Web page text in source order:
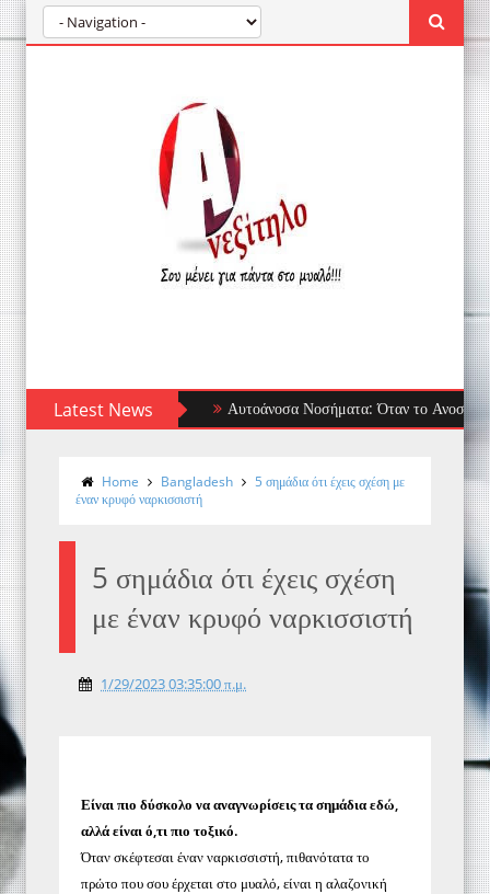
Latest News Αυτοάνοσα Νοσήματα: Όταν το Ανοσοποιητικό
Home Bangladesh
5 σημάδια ότι έχεις σχέση με
έναν κρυφό ναρκισσιστή
5 σημάδια ότι έχεις σχέση
με έναν κρυφό ναρκισσιστή
1/29/2023 03:35:00 π.μ.
Είναι πιο δύσκολο να αναγνωρίσεις τα σημάδια εδώ,
αλλά είναι ό,τι πιο τοξικό.
Όταν σκέφτεσαι έναν ναρκισσιστή, πιθανότατα το
πρώτο που σου έρχεται στο μυαλό, είναι η αλαζονική